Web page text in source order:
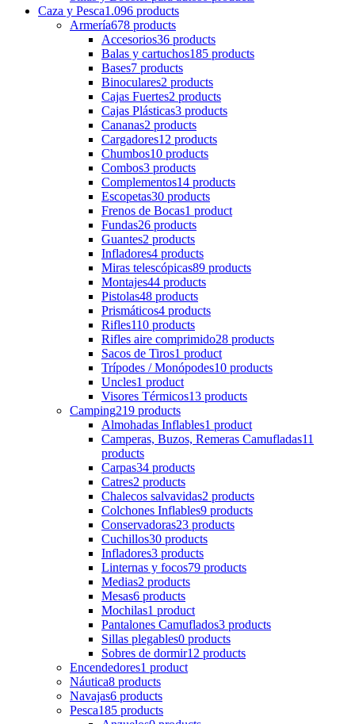
Caza y Pesca1.096 products
Armería678 products
Accesorios36 products
Balas y cartuchos185 products
Bases7 products
Binoculares2 products
Cajas Fuertes2 products
Cajas Plásticas3 products
Cananas2 products
Cargadores12 products
Chumbos10 products
Combos3 products
Complementos14 products
Escopetas30 products
Frenos de Bocas1 product
Fundas26 products
Guantes2 products
Infladores4 products
Miras telescópicas89 products
Montajes44 products
Pistolas48 products
Prismáticos4 products
Rifles110 products
Rifles aire comprimido28 products
Sacos de Tiros1 product
Trípodes / Monópodes10 products
Uncles1 product
Visores Térmicos13 products
Camping219 products
Almohadas Inflables1 product
Camperas, Buzos, Remeras Camufladas11
products
Carpas34 products
Catres2 products
Chalecos salvavidas2 products
Colchones Inflables9 products
Conservadoras23 products
Cuchillos30 products
Infladores3 products
Linternas y focos79 products
Medias2 products
Mesas6 products
Mochilas1 product
Pantalones Camuflados3 products
Sillas plegables0 products
Sobres de dormir12 products
Encendedores1 product
Náutica8 products
Navajas6 products
Pesca185 products